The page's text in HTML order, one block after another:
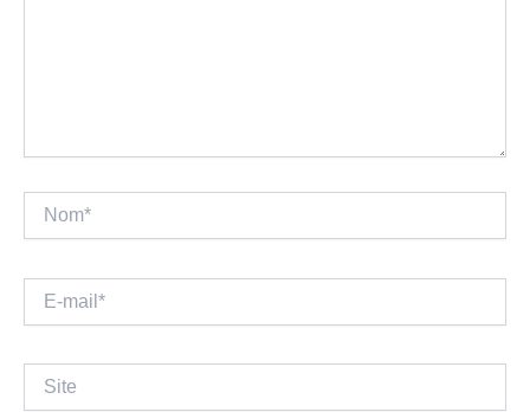
Nom*
mail*